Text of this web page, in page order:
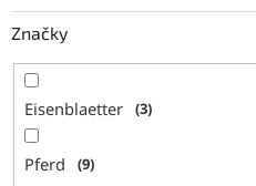
Značky
Eisenblaetter 3
Pferd 9